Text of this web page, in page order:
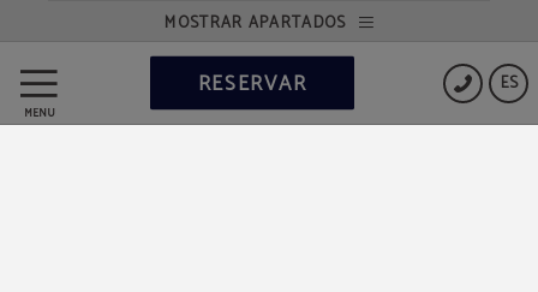
MENÚ
ES
RESERVAR
MOSTRAR APARTADOS
Powered by Keytel
Compra segura